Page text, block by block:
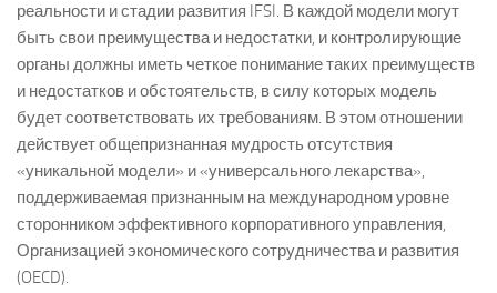
реальности и стадии развития IFSI. В каждой модели могут
быть свои преимущества и недостатки, и контролирующие
органы должны иметь четкое понимание таких преимуществ
и недостатков и обстоятельств, в силу которых модель
будет соответствовать их требованиям. В этом отношении
действует общепризнанная мудрость отсутствия
«уникальной модели» и «универсального лекарства»,
поддерживаемая признанным на международном уровне
сторонником эффективного корпоративного управления,
Организацией экономического сотрудничества и развития
(OECD).